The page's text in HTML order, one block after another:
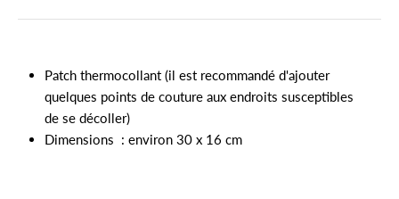
Patch thermocollant (il est recommandé d'ajouter
quelques points de couture aux endroits susceptibles
de se décoller)
Dimensions : environ 30 x 16 cm